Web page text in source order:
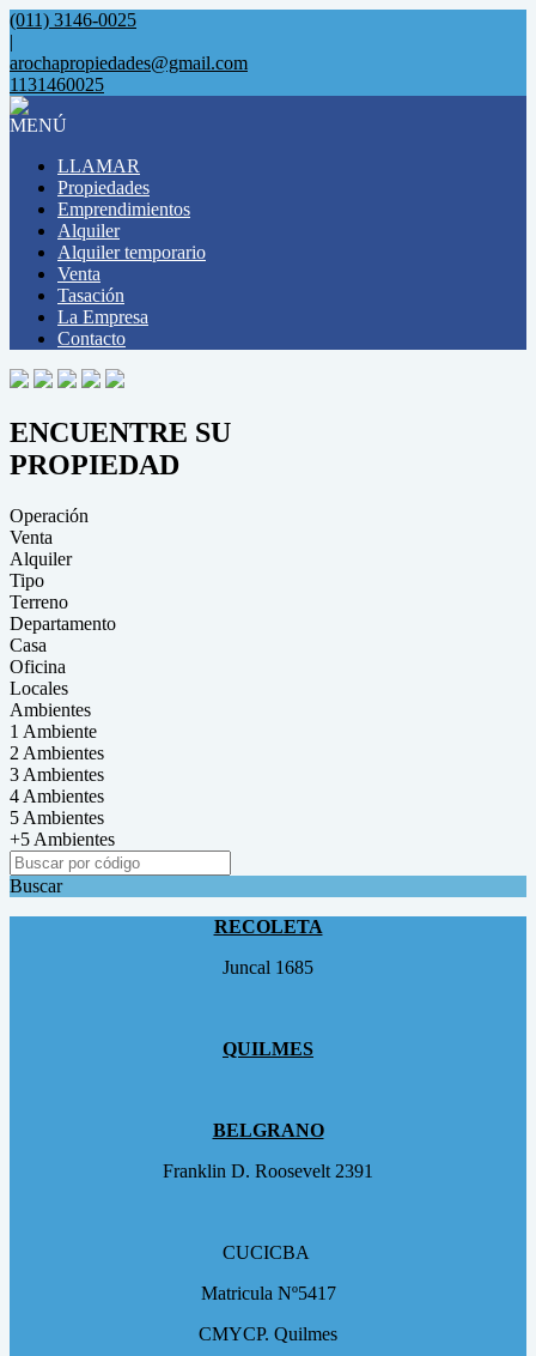
(011) 3146-0025
|
arochapropiedades@gmail.com
1131460025
MENÚ
LLAMAR
Propiedades
Emprendimientos
Alquiler
Alquiler temporario
Venta
Tasación
La Empresa
Contacto
ENCUENTRE SU
PROPIEDAD
Operación
Venta
Alquiler
Tipo
Terreno
Departamento
Casa
Oficina
Locales
Ambientes
1 Ambiente
2 Ambientes
3 Ambientes
4 Ambientes
5 Ambientes
+5 Ambientes
Buscar
RECOLETA
Juncal 1685
QUILMES
BELGRANO
Franklin D. Roosevelt 2391
CUCICBA
Matricula Nº5417
CMYCP. Quilmes